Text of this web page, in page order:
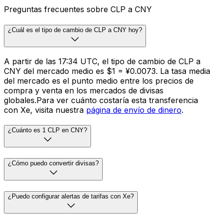
Preguntas frecuentes sobre CLP a CNY
¿Cuál es el tipo de cambio de CLP a CNY hoy?
A partir de las 17:34 UTC, el tipo de cambio de CLP a
CNY del mercado medio es $1 = ¥0.0073. La tasa media
del mercado es el punto medio entre los precios de
compra y venta en los mercados de divisas
globales.Para ver cuánto costaría esta transferencia
con Xe, visita nuestra página de envío de dinero.
¿Cuánto es 1 CLP en CNY?
¿Cómo puedo convertir divisas?
¿Puedo configurar alertas de tarifas con Xe?